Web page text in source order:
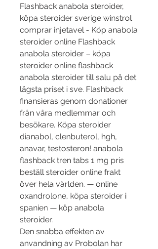
Flashback anabola steroider,
köpa steroider sverige winstrol
comprar injetavel - Köp anabola
steroider online Flashback
anabola steroider – köpa
steroider online flashback
anabola steroider till salu på det
lägsta priset i sve. Flashback
finansieras genom donationer
från våra medlemmar och
besökare. Köpa steroider
dianabol, clenbuterol, hgh,
anavar, testosteron! anabola
flashback tren tabs 1 mg pris
beställ steroider online frakt
över hela världen. — online
oxandrolone, köpa steroider i
spanien — köp anabola
steroider.
Den snabba effekten av
anvandning av Probolan har